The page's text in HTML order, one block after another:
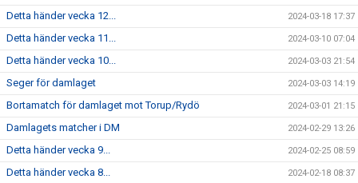
Detta händer vecka 12... 2024-03-18 17:37
Detta händer vecka 11... 2024-03-10 07:04
Detta händer vecka 10... 2024-03-03 21:54
Seger för damlaget 2024-03-03 14:19
Bortamatch för damlaget mot Torup/Rydö 2024-03-01 21:15
Damlagets matcher i DM 2024-02-29 13:26
Detta händer vecka 9... 2024-02-25 08:59
Detta händer vecka 8... 2024-02-18 08:37